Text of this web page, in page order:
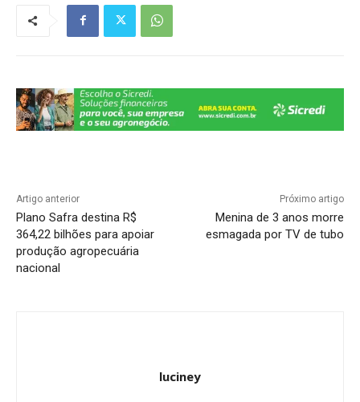
b
o
k
a
m
dI
n
Artigo anterior
Plano Safra destina R$
364,22 bilhões para apoiar
produção agropecuária
nacional
Próximo artigo
Menina de 3 anos morre
esmagada por TV de tubo
luciney